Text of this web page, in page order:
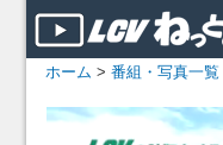
ホーム > 番組・写真一覧